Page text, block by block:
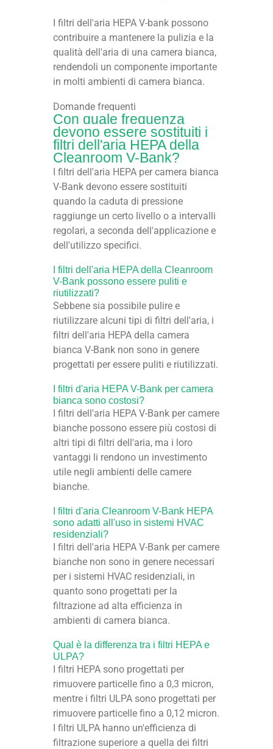
I filtri dell'aria HEPA V-bank possono
contribuire a mantenere la pulizia e la
qualità dell'aria di una camera bianca,
rendendoli un componente importante
in molti ambienti di camera bianca.
Domande frequenti
Con quale frequenza
devono essere sostituiti i
filtri dell'aria HEPA della
Cleanroom V-Bank?
I filtri dell'aria HEPA per camera bianca
V-Bank devono essere sostituiti
quando la caduta di pressione
raggiunge un certo livello o a intervalli
regolari, a seconda dell'applicazione e
dell'utilizzo specifici.
I filtri dell'aria HEPA della Cleanroom
V-Bank possono essere puliti e
riutilizzati?
Sebbene sia possibile pulire e
riutilizzare alcuni tipi di filtri dell'aria, i
filtri dell'aria HEPA della camera
bianca V-Bank non sono in genere
progettati per essere puliti e riutilizzati.
I filtri d'aria HEPA V-Bank per camera
bianca sono costosi?
I filtri dell'aria HEPA V-Bank per camere
bianche possono essere più costosi di
altri tipi di filtri dell'aria, ma i loro
vantaggi li rendono un investimento
utile negli ambienti delle camere
bianche.
I filtri d'aria Cleanroom V-Bank HEPA
sono adatti all'uso in sistemi HVAC
residenziali?
I filtri dell'aria HEPA V-Bank per camere
bianche non sono in genere necessari
per i sistemi HVAC residenziali, in
quanto sono progettati per la
filtrazione ad alta efficienza in
ambienti di camera bianca.
Qual è la differenza tra i filtri HEPA e
ULPA?
I filtri HEPA sono progettati per
rimuovere particelle fino a 0,3 micron,
mentre i filtri ULPA sono progettati per
rimuovere particelle fino a 0,12 micron.
I filtri ULPA hanno un'efficienza di
filtrazione superiore a quella dei filtri